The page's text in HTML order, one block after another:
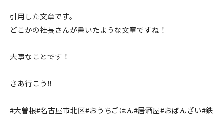
引用した文章です。
どこかの社長さんが書いたような文章ですね！
大事なことです！
さあ行こう‼️
#大曽根#名古屋市北区#おうちごはん#居酒屋#おばんざい#鉄